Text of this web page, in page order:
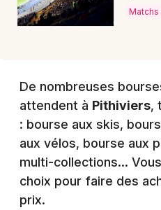
Je
Matchs
De nombreuses
attendent à Pithiviers,
: bourse aux skis,
aux vélos, bourse aux
multi-collections…
choix pour faire des
prix.